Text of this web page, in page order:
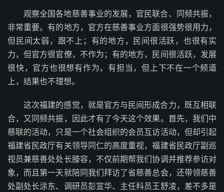
观察全国各地慈善事业的发展，官民联合、同频共振，
非常重要。有的地方，官方在慈善事业方面很强势很用力，
但民间太弱，跟不上；有的地方，民间很活跃，也很有实
力，但官方很官僚，不作为；有的地方，民间很活跃，发展
很快，官方也很想有作为，有担当，但上下不在一个频道
上，结果也不理想。
这次福建的感觉，就是官方与民间形成合力，既互相联
合，又同频共振，因此才有了今天这个效果。首先，我们中
慈联的活动，只是一个社会组织的会员互访活动，但却引起
福建省民政厅有关领导同仁的高度重视，福建省民政厅副巡
视员兼慈善处处长滕容，不仅前期帮我们协调并推荐参访对
象，而且第一天就陪同我们拜访了省慈善总会，还带领慈善
处副处长涂东、调研员彭宣华、主任科员王舒凌，差不多是